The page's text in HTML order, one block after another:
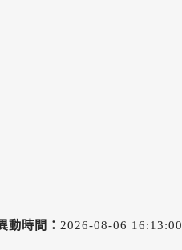
動時間： 2026-08-06 16:13:00